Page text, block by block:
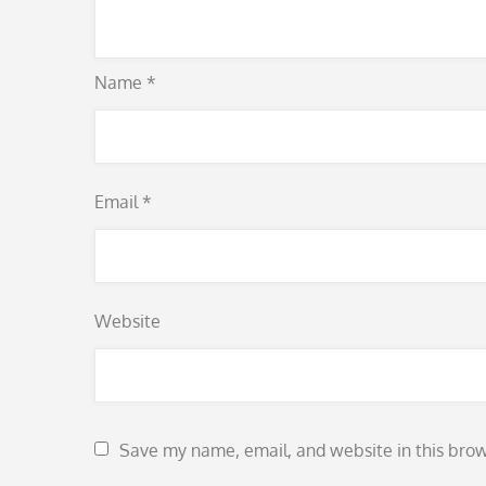
Name *
Email *
Website
Save my name, email, and website in this